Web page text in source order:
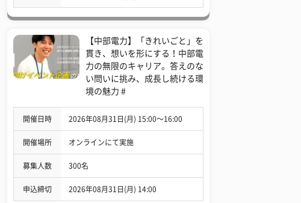
【中部電力】「きれいごと」を
貫き、想いを形にする！中部電
力の無限のキャリア。答えのな
い問いに挑み、成長し続ける環
境の魅力 #
開催日時 2026年08月31日(月) 15:00〜16:00
開催場所 オンラインにて実施
募集人数 300名
申込締切 2026年08月31日(月) 14:00